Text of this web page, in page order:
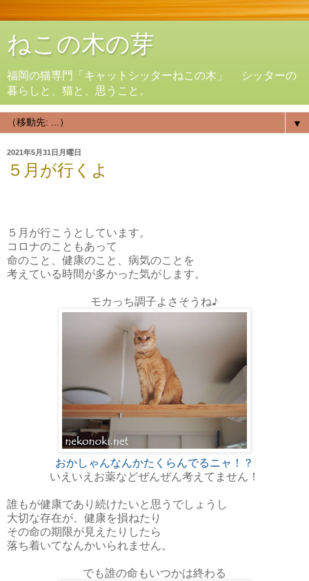
ねこの木の芽
福岡の猫専門「キャットシッターねこの木」 シッターの
暮らしと、猫と、思うこと。
▼
2021年5月31日月曜日
５月が行くよ
５月が行こうとしています。
コロナのこともあって
命のこと、健康のこと、病気のことを
考えている時間が多かった気がします。
モカっち調子よさそうね♪
おかしゃんなんかたくらんでるニャ！？
いえいえお薬などぜんぜん考えてません！
誰もが健康であり続けたいと思うでしょうし
大切な存在が、健康を損ねたり
その命の期限が見えたりしたら
落ち着いてなんかいられません。
でも誰の命もいつかは終わる